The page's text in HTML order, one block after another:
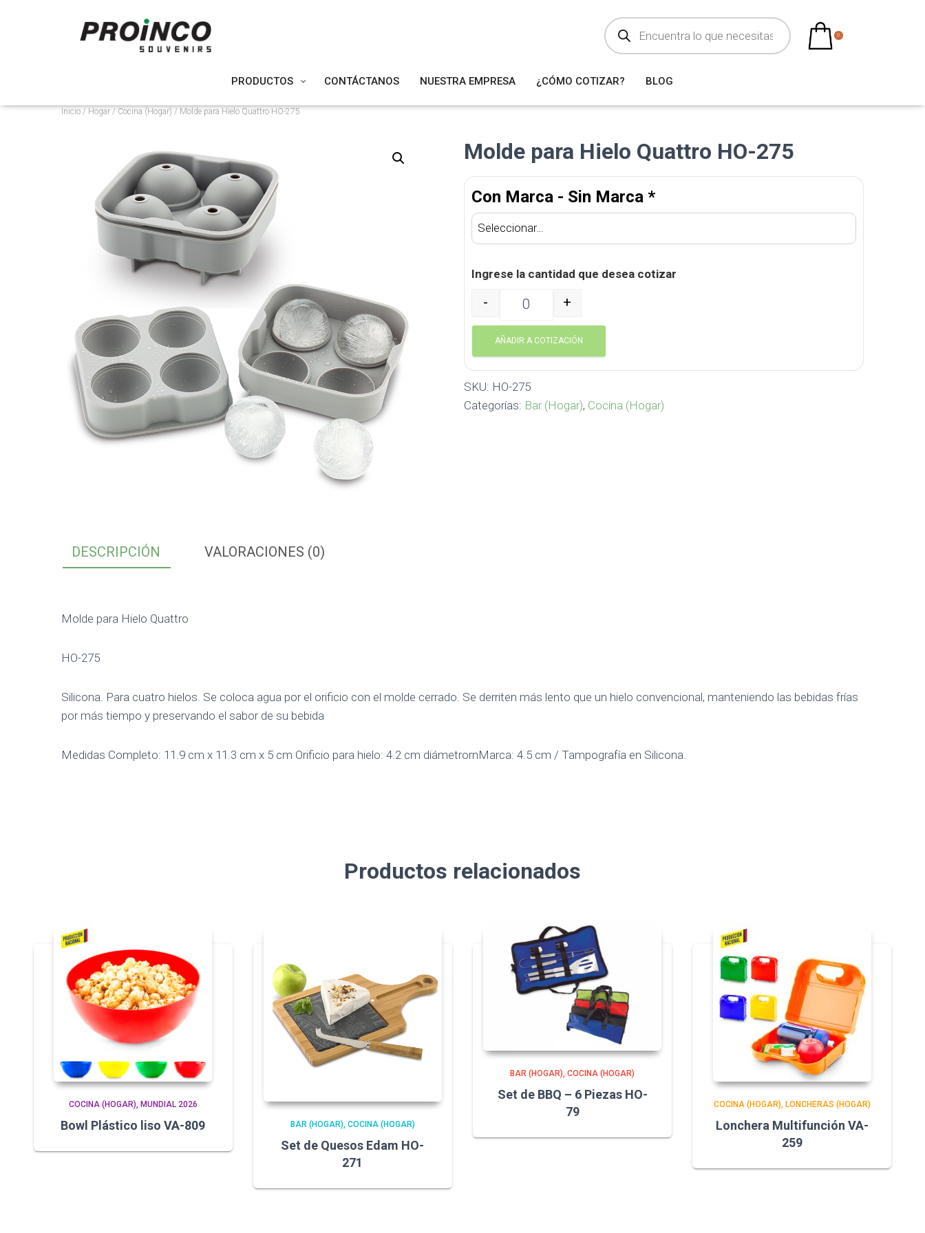
ú
q
a
d
t
o
0
PRODUCTOS CONTÁCTANOS NUESTRA EMPRESA ¿CÓMO COTIZAR? BLOG
Inicio/ Hogar/ Cocina (Hogar) / Molde para Hielo Quattro HO-275
Molde para Hielo Quattro HO-275
Con Marca - Sin Marca *
Ingrese la cantidad que desea cotizar
Molde para Hielo Quattro HO-275 cantidad
- +
AÑADIR A COTIZACIÓN
SKU: HO-275
Categorías: Bar (Hogar), Cocina (Hogar)
DESCRIPCIÓN VALORACIONES (0)
Molde para Hielo Quattro
HO-275
Silicona. Para cuatro hielos. Se coloca agua por el orificio con el molde cerrado. Se derriten más lento que un hielo convencional, manteniendo las bebidas frías
por más tiempo y preservando el sabor de su bebida
Medidas Completo: 11.9 cm x 11.3 cm x 5 cm Orificio para hielo: 4.2 cm diámetrornMarca: 4.5 cm / Tampografía en Silicona.
Productos relacionados
COCINA (HOGAR) MUNDIAL 2026
Bowl Plástico liso VA-809 BAR (HOGAR) COCINA (HOGAR)
Set de Quesos Edam HO-
271
BAR (HOGAR) COCINA (HOGAR)
Set de BBQ – 6 Piezas HO-
79
COCINA (HOGAR) LONCHERAS (HOGAR)
Lonchera Multifunción VA-
259